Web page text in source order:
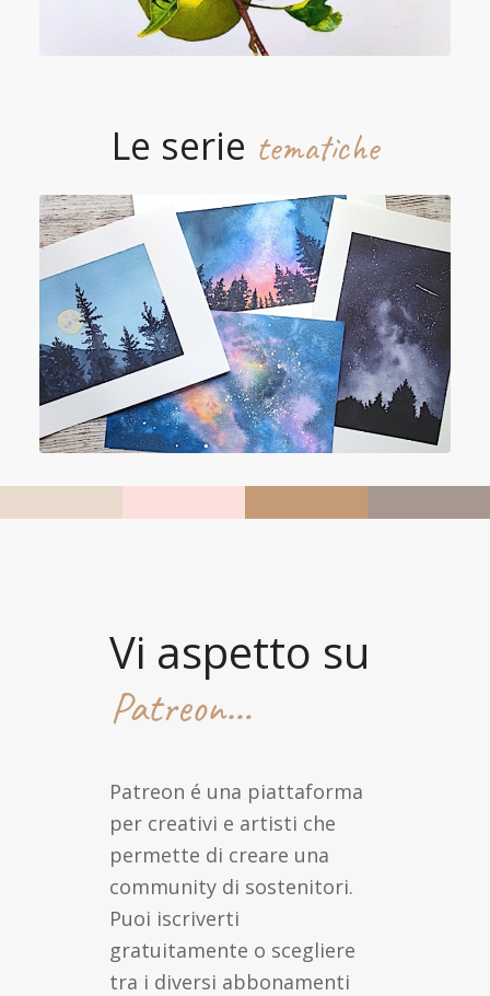
Le serie tematiche
Vi aspetto su
Patreon…
Patreon é una piattaforma
per creativi e artisti che
permette di creare una
community di sostenitori.
Puoi iscriverti
gratuitamente o scegliere
tra i diversi abbonamenti